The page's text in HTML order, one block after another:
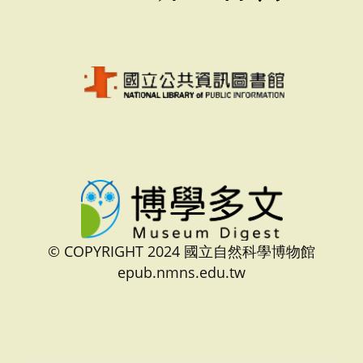
© COPYRIGHT 2024 國立自然科學博物館
epub.nmns.edu.tw